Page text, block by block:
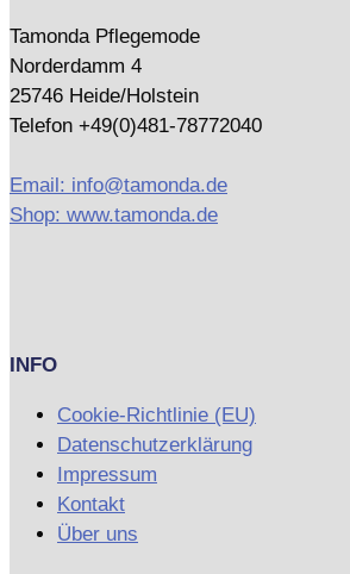
Tamonda Pflegemode
Norderdamm 4
25746 Heide/Holstein
Telefon +49(0)481-78772040
Email: info@tamonda.de
Shop: www.tamonda.de
INFO
Cookie-Richtlinie (EU)
Datenschutzerklärung
Impressum
Kontakt
Über uns